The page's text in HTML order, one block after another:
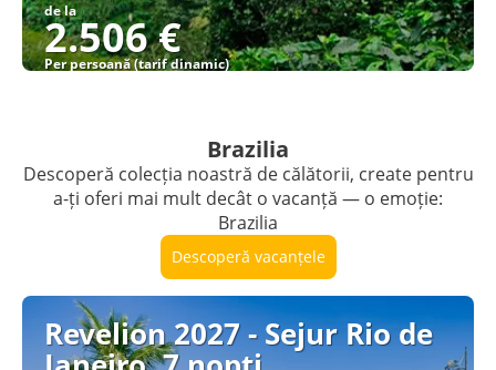
de la
2.506 €
Per persoană (tarif dinamic)
Brazilia
Descoperă colecția noastră de călătorii, create pentru
a-ți oferi mai mult decât o vacanță — o emoție:
Brazilia
Descoperă vacanțele
Revelion 2027 - Sejur Rio de